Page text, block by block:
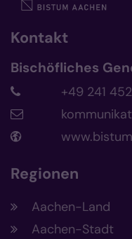
Kontakt
Bischöfliches
+49 241
Regionen
Aachen-Land
Aachen-Stadt